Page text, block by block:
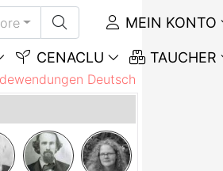
MEIN KONTO
CENACLU TAUCHER
Deutsch